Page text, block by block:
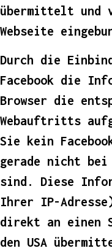
übermittelt und
Webseite
Durch die
Facebook die
Browser die
Webauftritts
Sie kein
gerade nicht bei
sind. Diese
Ihrer IP-
direkt an einen
den USA